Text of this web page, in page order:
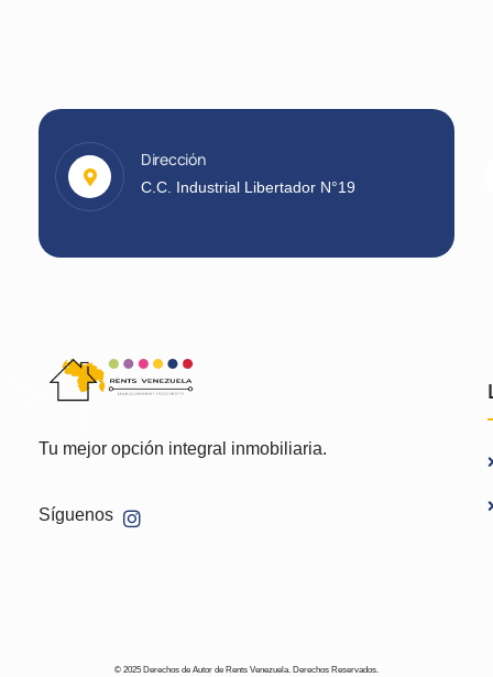
Dirección
C.C. Industrial Libertador N°19
Tu mejor opción integral inmobiliaria.
Síguenos
© 2025 Derechos de Autor de Rents Venezuela. Derechos Reservados.